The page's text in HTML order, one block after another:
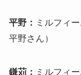
平野： ミルフィ
平野さん）
鎌苅： ミルフィ